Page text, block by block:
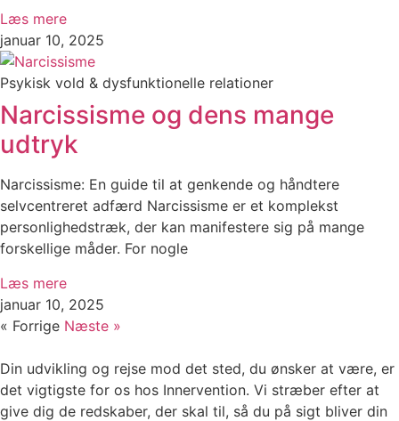
Læs mere
januar 10, 2025
Psykisk vold & dysfunktionelle relationer
Narcissisme og dens mange
udtryk
Narcissisme: En guide til at genkende og håndtere
selvcentreret adfærd Narcissisme er et komplekst
personlighedstræk, der kan manifestere sig på mange
forskellige måder. For nogle
Læs mere
januar 10, 2025
« Forrige Næste »
Din udvikling og rejse mod det sted, du ønsker at være, er
det vigtigste for os hos Innervention. Vi stræber efter at
give dig de redskaber, der skal til, så du på sigt bliver din